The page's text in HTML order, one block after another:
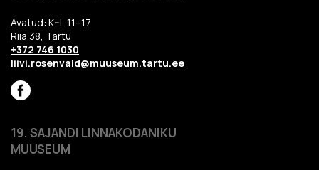
Avatud: K–L 11–17
Riia 38, Tartu
+372 746 1030
liivi.rosenvald@muuseum.tartu.ee
19. SAJANDI LINNAKODANIKU
MUUSEUM